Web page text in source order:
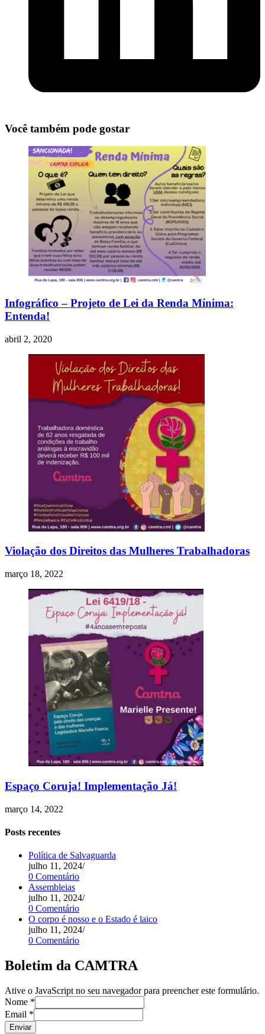
Você também pode gostar
Infográfico – Projeto de Lei da Renda Mínima:
Entenda!
abril 2, 2020
Violação dos Direitos das Mulheres Trabalhadoras
março 18, 2022
Espaço Coruja! Implementação Já!
março 14, 2022
Posts recentes
Política de Salvaguarda
julho 11, 2024/
0 Comentário
Assembleias
julho 11, 2024/
0 Comentário
O corpo é nosso e o Estado é laico
julho 11, 2024/
0 Comentário
Boletim da CAMTRA
Ative o JavaScript no seu navegador para preencher este formulário.
Nome *
Email *
Enviar